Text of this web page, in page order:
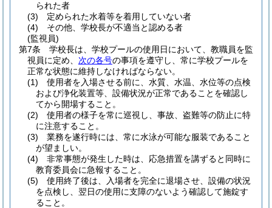
られた者
(3)
定められた水着等を着用していない者
(4)
その他、学校長が不適当と認める者
(監視員)
第7条
学校長は、学校プールの使用日において、教職員を監
視員に定め、 次の各号の事項を遵守し、常に学校プールを
正常な状態に維持しなければならない。
(1)
使用者を入場させる前に、水質、水温、水位等の点検
および浄化装置等、設備状況が正常であることを確認し
てから開場すること。
(2)
使用者の様子を常に巡視し、事故、盗難等の防止に特
に注意すること。
(3)
業務を遂行時には、常に水泳が可能な服装であること
が望ましい。
(4)
非常事態が発生した時は、応急措置を講ずると同時に
教育委員会に急報すること。
(5)
使用終了後は、入場者を完全に退場させ、設備の状況
を点検し、翌日の使用に支障のないよう確認して施錠す
ること。